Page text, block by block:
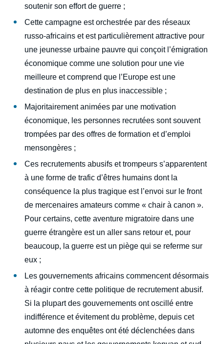
soutenir son effort de guerre ;
Cette campagne est orchestrée par des réseaux
russo-africains et est particulièrement attractive pour
une jeunesse urbaine pauvre qui conçoit l’émigration
économique comme une solution pour une vie
meilleure et comprend que l’Europe est une
destination de plus en plus inaccessible ;
Majoritairement animées par une motivation
économique, les personnes recrutées sont souvent
trompées par des offres de formation et d’emploi
mensongères ;
Ces recrutements abusifs et trompeurs s’apparentent
à une forme de trafic d’êtres humains dont la
conséquence la plus tragique est l’envoi sur le front
de mercenaires amateurs comme « chair à canon ».
Pour certains, cette aventure migratoire dans une
guerre étrangère est un aller sans retour et, pour
beaucoup, la guerre est un piège qui se referme sur
eux ;
Les gouvernements africains commencent désormais
à réagir contre cette politique de recrutement abusif.
Si la plupart des gouvernements ont oscillé entre
indifférence et évitement du problème, depuis cet
automne des enquêtes ont été déclenchées dans